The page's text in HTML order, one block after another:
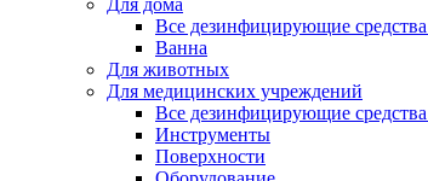
Для дома
Все дезинфицирующие
Ванна
Для животных
Для медицинских учреждений
Все дезинфицирующие
Инструменты
Поверхности